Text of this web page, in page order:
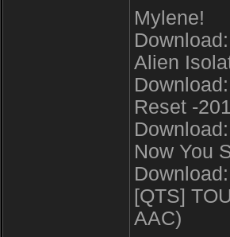
Mylene!
Alien
Reset -
Now You
[QTS]
AAC)